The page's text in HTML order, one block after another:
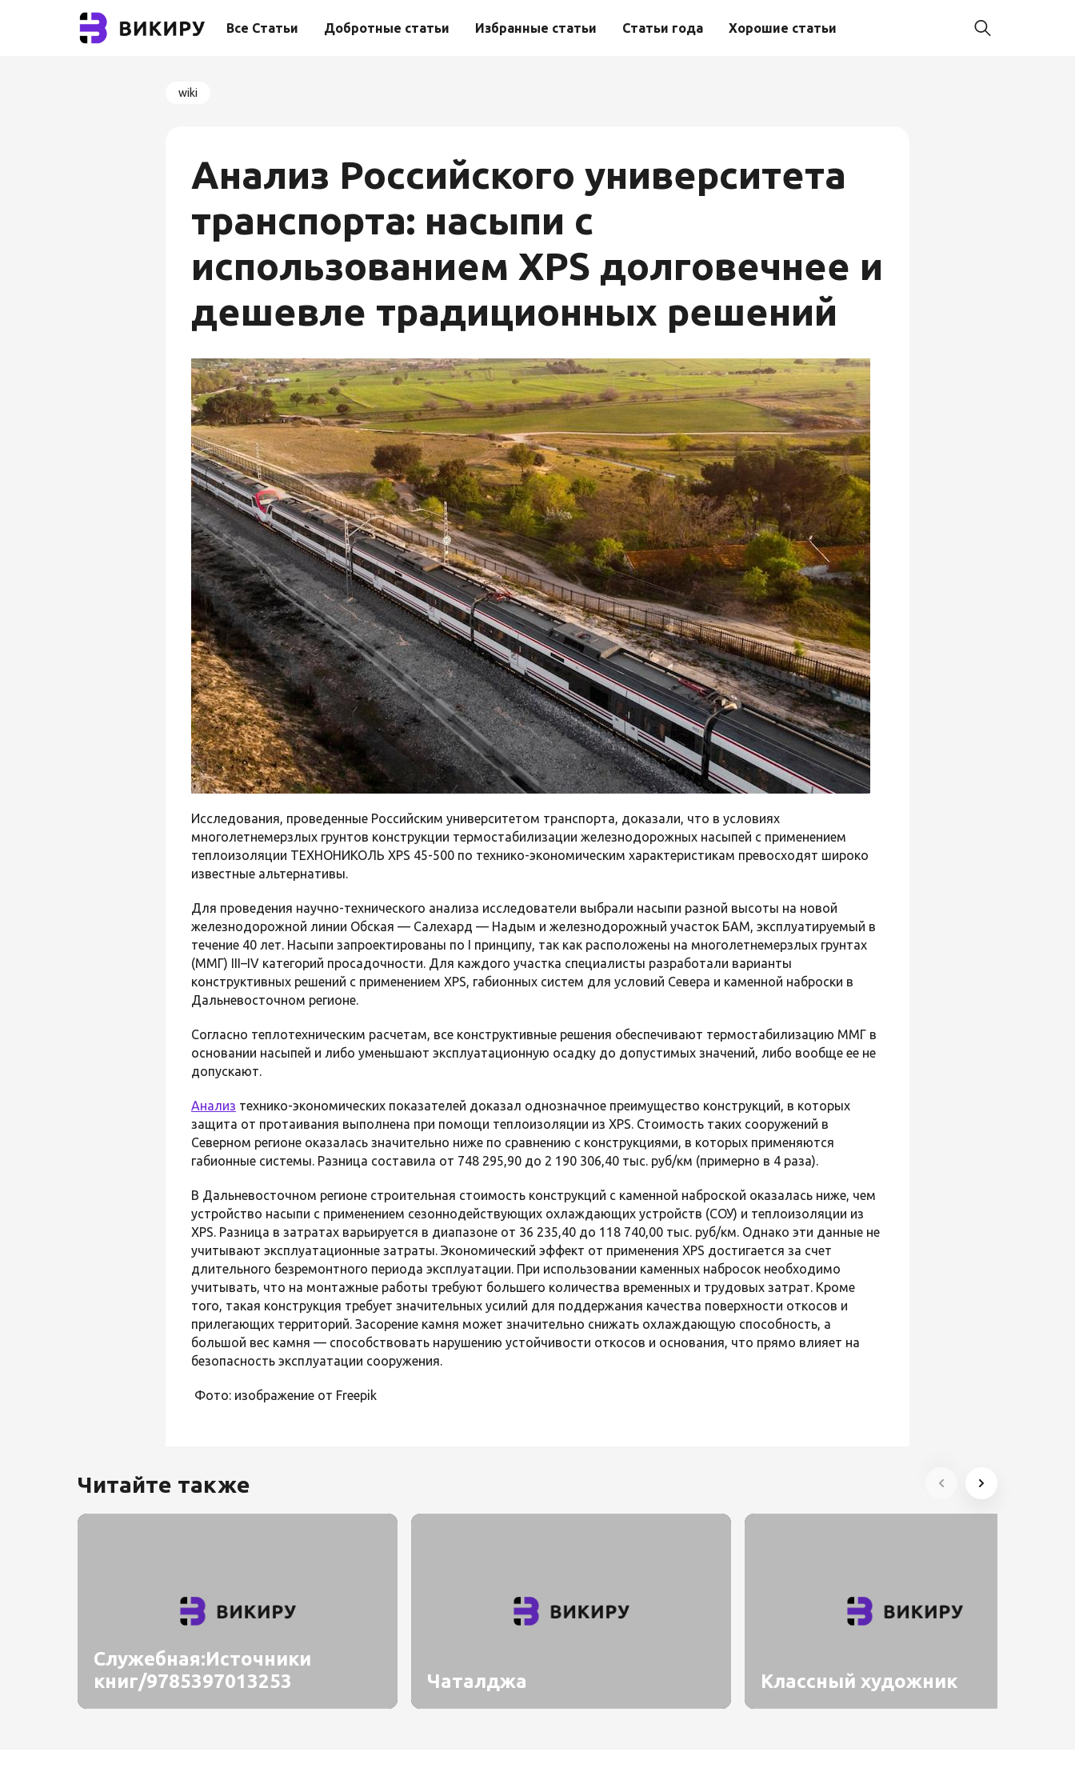
Все Статьи Добротные статьи Избранные статьи Статьи года Хорошие статьи
wiki
Анализ Российского университета
транспорта: насыпи с
использованием XPS долговечнее и
дешевле традиционных решений
Исследования, проведенные Российским университетом транспорта, доказали, что в условиях
многолетнемерзлых грунтов конструкции термостабилизации железнодорожных насыпей с применением
теплоизоляции ТЕХНОНИКОЛЬ XPS 45-500 по технико-экономическим характеристикам превосходят широко
известные альтернативы.
Для проведения научно-технического анализа исследователи выбрали насыпи разной высоты на новой
железнодорожной линии Обская — Салехард — Надым и железнодорожный участок БАМ, эксплуатируемый в
течение 40 лет. Насыпи запроектированы по I принципу, так как расположены на многолетнемерзлых грунтах
(ММГ) III–IV категорий просадочности. Для каждого участка специалисты разработали варианты
конструктивных решений с применением XPS, габионных систем для условий Севера и каменной наброски в
Дальневосточном регионе.
Согласно теплотехническим расчетам, все конструктивные решения обеспечивают термостабилизацию ММГ в
основании насыпей и либо уменьшают эксплуатационную осадку до допустимых значений, либо вообще ее не
допускают.
Анализ технико-экономических показателей доказал однозначное преимущество конструкций, в которых
защита от протаивания выполнена при помощи теплоизоляции из XPS. Стоимость таких сооружений в
Северном регионе оказалась значительно ниже по сравнению с конструкциями, в которых применяются
габионные системы. Разница составила от 748 295,90 до 2 190 306,40 тыс. руб/км (примерно в 4 раза).
В Дальневосточном регионе строительная стоимость конструкций с каменной наброской оказалась ниже, чем
устройство насыпи с применением сезоннодействующих охлаждающих устройств (СОУ) и теплоизоляции из
XPS. Разница в затратах варьируется в диапазоне от 36 235,40 до 118 740,00 тыс. руб/км. Однако эти данные не
учитывают эксплуатационные затраты. Экономический эффект от применения XPS достигается за счет
длительного безремонтного периода эксплуатации. При использовании каменных набросок необходимо
учитывать, что на монтажные работы требуют большего количества временных и трудовых затрат. Кроме
того, такая конструкция требует значительных усилий для поддержания качества поверхности откосов и
прилегающих территорий. Засорение камня может значительно снижать охлаждающую способность, а
большой вес камня — способствовать нарушению устойчивости откосов и основания, что прямо влияет на
безопасность эксплуатации сооружения.
Фото: изображение от Freepik
Читайте также
Служебная:Источники
книг/9785397013253
Чаталджа Классный художник